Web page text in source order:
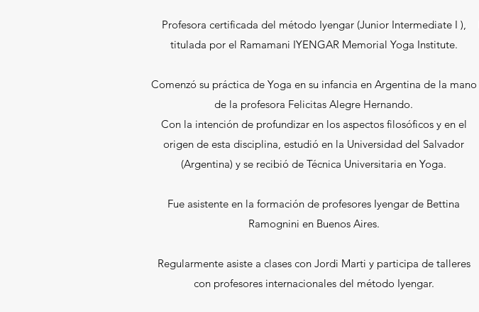
Profesora certificada del método Iyengar (Junior Intermediate I ),
titulada por el Ramamani IYENGAR Memorial Yoga Institute.
Comenzó su práctica de Yoga en su infancia en Argentina de la mano
de la profesora Felicitas Alegre Hernando.
Con la intención de profundizar en los aspectos filosóficos y en el
origen de esta disciplina, estudió en la Universidad del Salvador
(Argentina) y se recibió de Técnica Universitaria en Yoga.
Fue asistente en la formación de profesores Iyengar de Bettina
Ramognini en Buenos Aires.
Regularmente asiste a clases con Jordi Marti y participa de talleres
con profesores internacionales del método Iyengar.